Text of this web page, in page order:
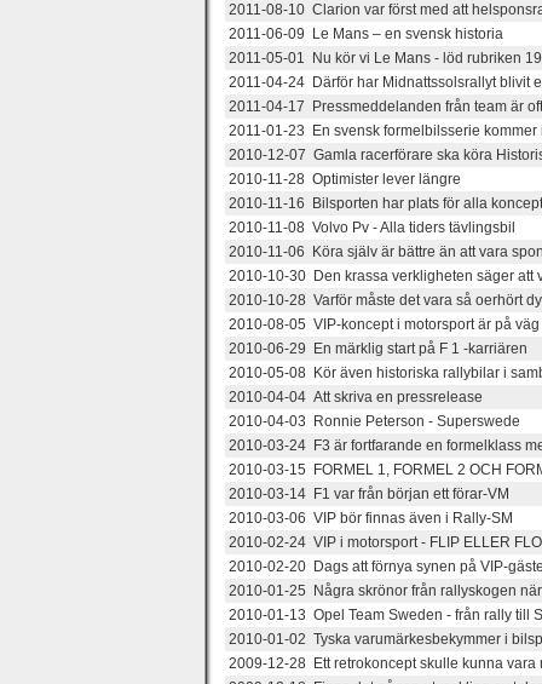
2011-08-10 Clarion var först med att
2011-06-09 Le Mans – en svensk historia
2011-05-01 Nu kör vi Le Mans - löd rubriken
2011-04-24 Därför har Midnattssolsrallyt blivit
2011-04-17 Pressmeddelanden från team är
2011-01-23 En svensk formelbilsserie kommer
2010-12-07 Gamla racerförare ska köra
2010-11-28 Optimister lever längre
2010-11-16 Bilsporten har plats för alla
2010-11-08 Volvo Pv - Alla tiders tävlingsbil
2010-11-06 Köra själv är bättre än att vara
2010-10-30 Den krassa verkligheten säger att
2010-10-28 Varför måste det vara så oerhört
2010-08-05 VIP-koncept i motorsport är på väg
2010-06-29 En märklig start på F 1 -karriären
2010-05-08 Kör även historiska rallybilar i
2010-04-04 Att skriva en pressrelease
2010-04-03 Ronnie Peterson - Superswede
2010-03-24 F3 är fortfarande en formelklass
2010-03-15 FORMEL 1, FORMEL 2 OCH
2010-03-14 F1 var från början ett förar-VM
2010-03-06 VIP bör finnas även i Rally-SM
2010-02-24 VIP i motorsport - FLIP ELLER
2010-02-20 Dags att förnya synen på VIP-
2010-01-25 Några skrönor från rallyskogen
2010-01-13 Opel Team Sweden - från rally till
2010-01-02 Tyska varumärkesbekymmer i
2009-12-28 Ett retrokoncept skulle kunna vara